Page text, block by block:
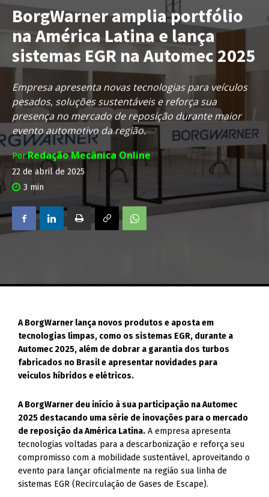
BorgWarner amplia portfólio
na América Latina e lança
sistemas EGR na Automec 2025
Empresa apresenta novas tecnologias para veículos
pesados, soluções sustentáveis e reforça sua
presença no mercado de reposição durante maior
evento automotivo da região.
PorRedação Mecânica Online
22 de abril de 2025
3 min
A BorgWarner lança novos produtos e aposta em
tecnologias limpas, como os sistemas EGR, durante a
Automec 2025, além de dobrar a garantia dos turbos
fabricados no Brasil e apresentar novidades para
veículos híbridos e elétricos.
A BorgWarner deu início à sua participação na Automec
2025 destacando uma série de inovações para o mercado
de reposição da América Latina. A empresa apresenta
tecnologias voltadas para a descarbonização e reforça seu
compromisso com a mobilidade sustentável, aproveitando o
evento para lançar oficialmente na região sua linha de
sistemas EGR (Recirculação de Gases de Escape).